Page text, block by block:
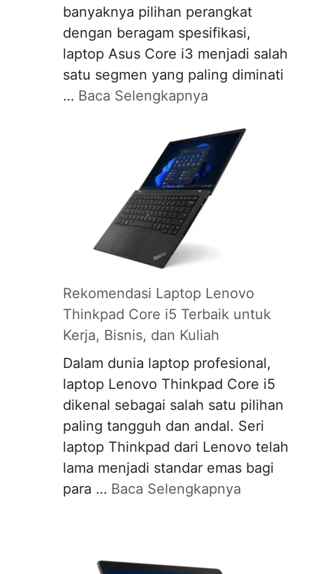
banyaknya pilihan perangkat
dengan beragam spesifikasi,
laptop Asus Core i3 menjadi salah
satu segmen yang paling diminati
… Baca Selengkapnya
Rekomendasi Laptop Lenovo
Thinkpad Core i5 Terbaik untuk
Kerja, Bisnis, dan Kuliah
Dalam dunia laptop profesional,
laptop Lenovo Thinkpad Core i5
dikenal sebagai salah satu pilihan
paling tangguh dan andal. Seri
laptop Thinkpad dari Lenovo telah
lama menjadi standar emas bagi
para … Baca Selengkapnya